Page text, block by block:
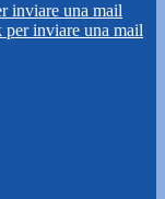
inviare una mail
inviare una mail